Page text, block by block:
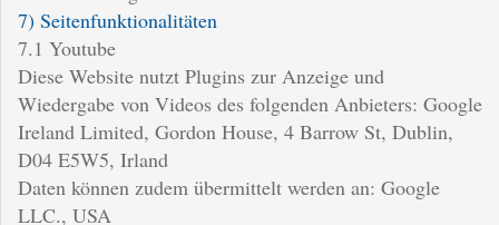
7) Seitenfunktionalitäten
7.1 Youtube
Diese Website nutzt Plugins zur Anzeige und
Wiedergabe von Videos des folgenden Anbieters: Google
Ireland Limited, Gordon House, 4 Barrow St, Dublin,
D04 E5W5, Irland
Daten können zudem übermittelt werden an: Google
LLC., USA